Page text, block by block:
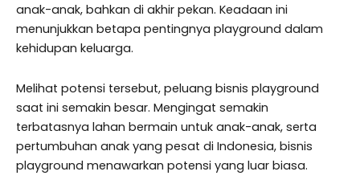
anak-anak, bahkan di akhir pekan. Keadaan ini
menunjukkan betapa pentingnya playground dalam
kehidupan keluarga.
Melihat potensi tersebut, peluang bisnis playground
saat ini semakin besar. Mengingat semakin
terbatasnya lahan bermain untuk anak-anak, serta
pertumbuhan anak yang pesat di Indonesia, bisnis
playground menawarkan potensi yang luar biasa.